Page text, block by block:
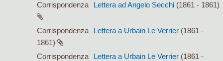
Corrispondenza
Lettera ad Angelo Secchi (1861 - 1861)
Corrispondenza Lettera a Urbain Le Verrier (1861 -
1861)
Corrispondenza
Lettera a Urbain Le Verrier (1861 -